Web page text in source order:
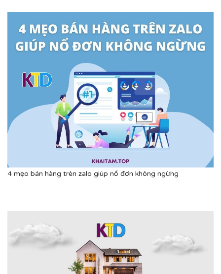
4 mẹo bán hàng trên zalo giúp nổ đơn không ngừng